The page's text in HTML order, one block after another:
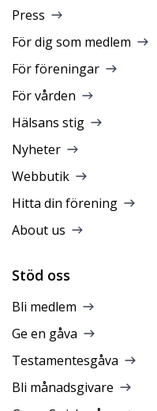
Press
För dig som medlem
För föreningar
För vården
Hälsans stig
Nyheter
Webbutik
Hitta din förening
About us
Stöd oss
Bli medlem
Ge en gåva
Testamentesgåva
Bli månadsgivare